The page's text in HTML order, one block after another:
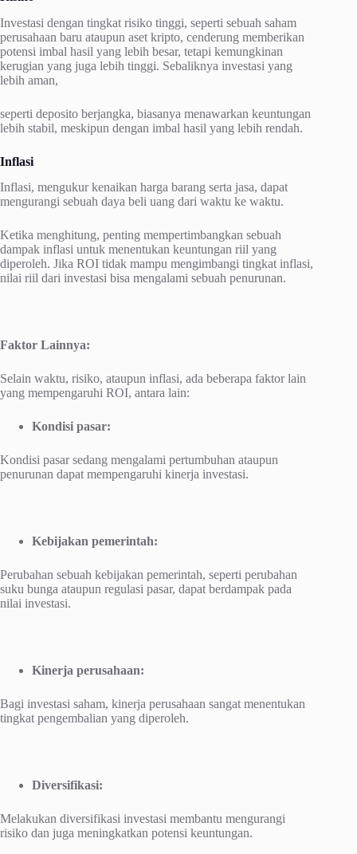
Investasi dengan tingkat risiko tinggi, seperti sebuah saham
perusahaan baru ataupun aset kripto, cenderung memberikan
potensi imbal hasil yang lebih besar, tetapi kemungkinan
kerugian yang juga lebih tinggi. Sebaliknya investasi yang
lebih aman,
seperti deposito berjangka, biasanya menawarkan keuntungan
lebih stabil, meskipun dengan imbal hasil yang lebih rendah.
Inflasi
Inflasi, mengukur kenaikan harga barang serta jasa, dapat
mengurangi sebuah daya beli uang dari waktu ke waktu.
Ketika menghitung, penting mempertimbangkan sebuah
dampak inflasi untuk menentukan keuntungan riil yang
diperoleh. Jika ROI tidak mampu mengimbangi tingkat inflasi,
nilai riil dari investasi bisa mengalami sebuah penurunan.
Faktor Lainnya:
Selain waktu, risiko, ataupun inflasi, ada beberapa faktor lain
yang mempengaruhi ROI, antara lain:
Kondisi pasar:
Kondisi pasar sedang mengalami pertumbuhan ataupun
penurunan dapat mempengaruhi kinerja investasi.
Kebijakan pemerintah:
Perubahan sebuah kebijakan pemerintah, seperti perubahan
suku bunga ataupun regulasi pasar, dapat berdampak pada
nilai investasi.
Kinerja perusahaan:
Bagi investasi saham, kinerja perusahaan sangat menentukan
tingkat pengembalian yang diperoleh.
Diversifikasi:
Melakukan diversifikasi investasi membantu mengurangi
risiko dan juga meningkatkan potensi keuntungan.